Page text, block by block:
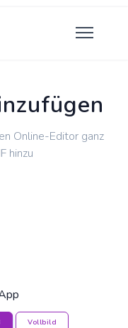
Online-Editor ganz
hinzu
Vollbild